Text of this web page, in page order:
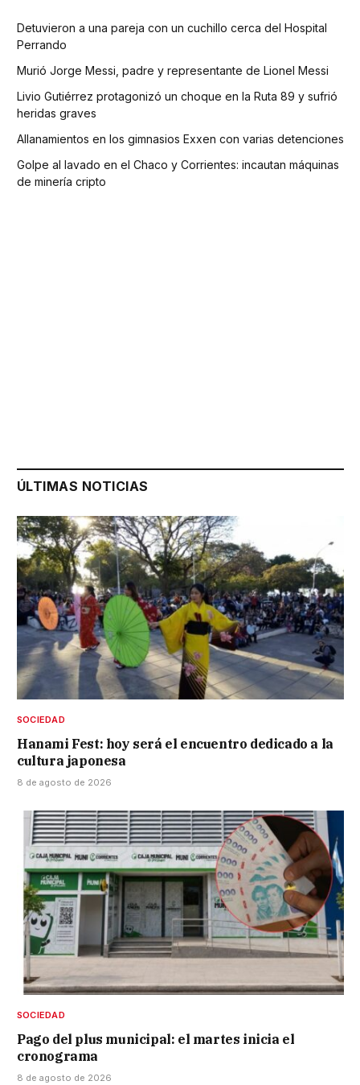
Detuvieron a una pareja con un cuchillo cerca del Hospital
Perrando
Murió Jorge Messi, padre y representante de Lionel Messi
Livio Gutiérrez protagonizó un choque en la Ruta 89 y sufrió
heridas graves
Allanamientos en los gimnasios Exxen con varias detenciones
Golpe al lavado en el Chaco y Corrientes: incautan máquinas
de minería cripto
ÚLTIMAS NOTICIAS
SOCIEDAD
Hanami Fest: hoy será el encuentro dedicado a la
cultura japonesa
8 de agosto de 2026
SOCIEDAD
Pago del plus municipal: el martes inicia el
cronograma
8 de agosto de 2026